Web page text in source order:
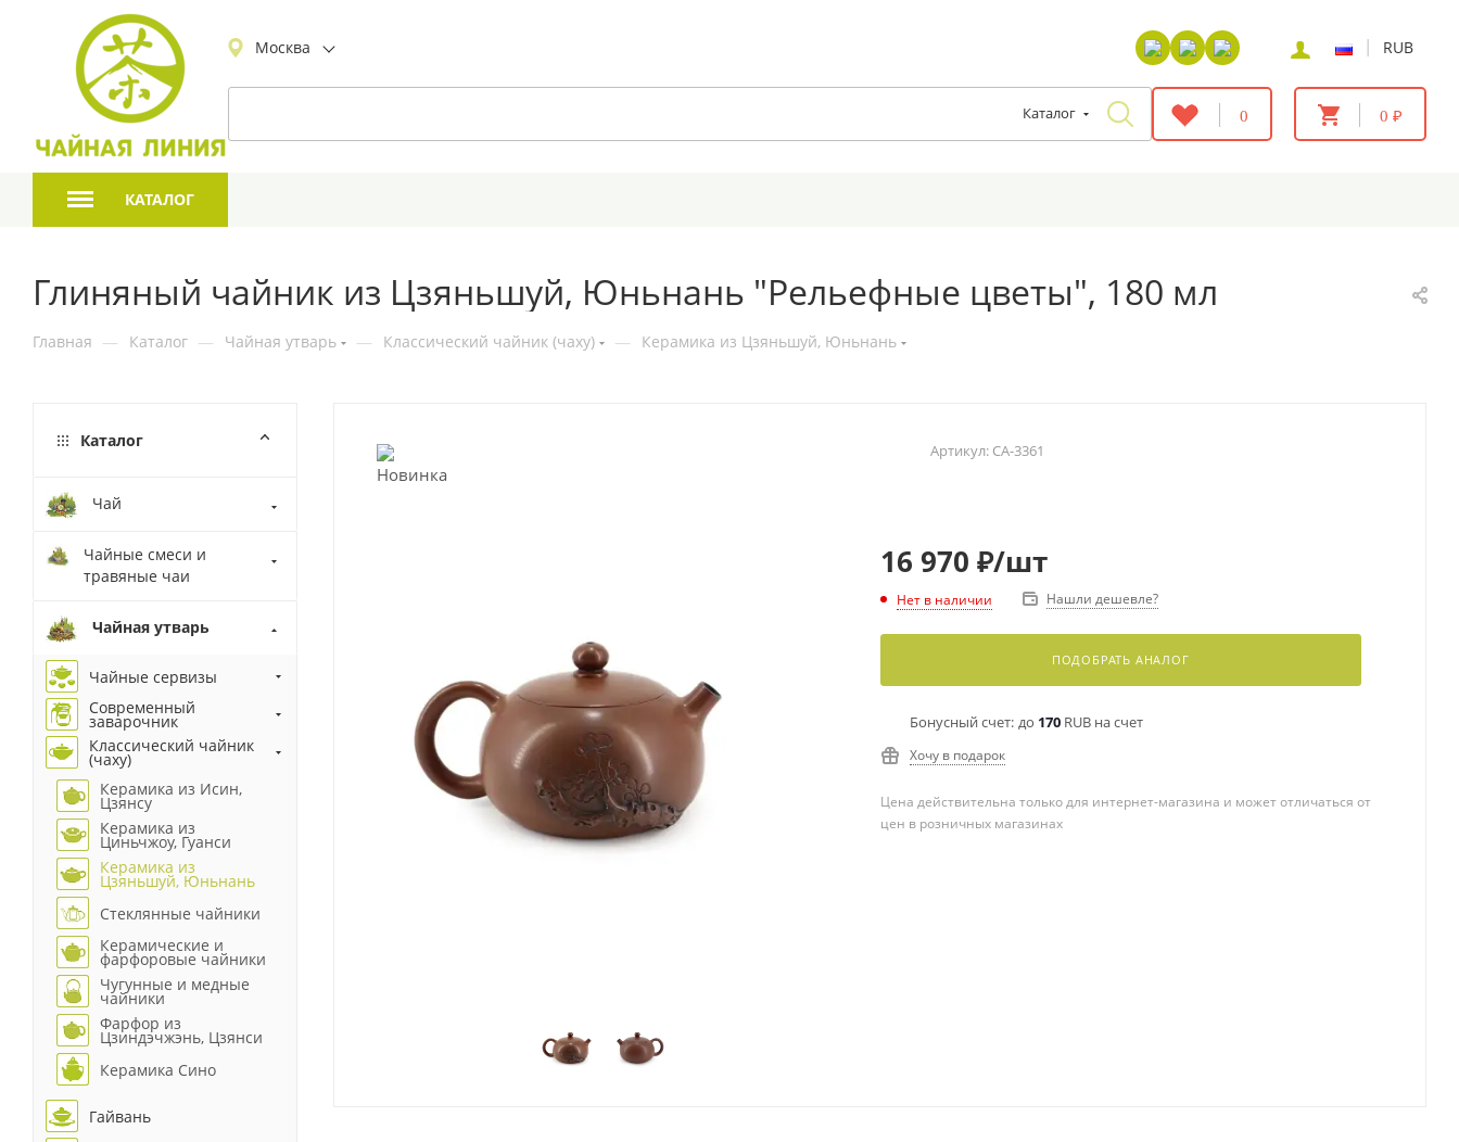
Москва | RUB
Каталог 0 0 ₽
КАТАЛОГ
Глиняный чайник из Цзяньшуй, Юньнань "Рельефные цветы", 180 мл
Главная — Каталог — Чайная утварь — Классический чайник (чаху) — Керамика из Цзяньшуй, Юньнань
Артикул: CA-3361
16 970 ₽/шт
Нет в наличии Нашли дешевле?
ПОДОБРАТЬ АНАЛОГ
Бонусный счет: до 170RUB на счет
Хочу в подарок
Цена действительна только для интернет-магазина и может отличаться от
цен в розничных магазинах
Каталог
Чай
Чайные смеси и
травяные чаи
Чайная утварь
Чайные сервизы
Современный
заварочник
Классический чайник
(чаху)
Керамика из Исин,
Цзянсу
Керамика из
Циньчжоу, Гуанси
Керамика из
Цзяньшуй, Юньнань
Стеклянные чайники
Керамические и
фарфоровые чайники
Чугунные и медные
чайники
Фарфор из
Цзиндэчжэнь, Цзянси
Керамика Сино
Гайвань